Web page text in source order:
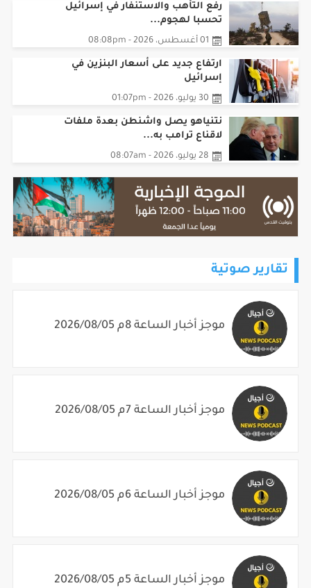
رفع التأهب والاستنفار في إسرائيل
تحسبا لهجوم...
01 أغسطس، 2026 - 08:08pm
ارتفاع جديد على أسعار البنزين في
إسرائيل
30 يوليو، 2026 - 01:07pm
نتنياهو يصل واشنطن بعدة ملفات
لاقناع ترامب به...
28 يوليو، 2026 - 08:07am
تقارير صوتية
موجز أخبار الساعة 8م 2026/08/05
موجز أخبار الساعة 7م 2026/08/05
موجز أخبار الساعة 6م 2026/08/05
موجز أخبار الساعة 5م 2026/08/05